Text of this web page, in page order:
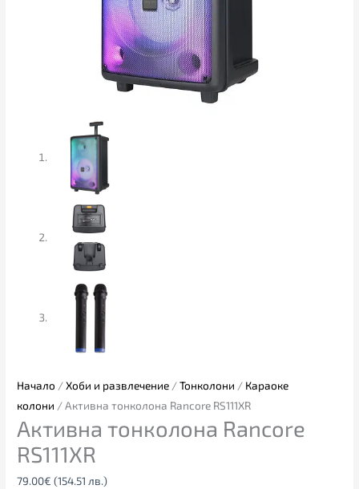
Начало /Хоби и развлечение /Тонколони / Караоке
колони / Активна тонколона Rancore RS111XR
Активна тонколона Rancore
RS111XR
79.00€ (154.51 лв.)